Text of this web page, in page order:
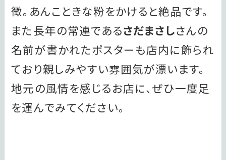
徴。あんこときな粉をかけると絶品です。
また長年の常連であるさだまさしさんの
名前が書かれたポスターも店内に飾られ
ており親しみやすい雰囲気が漂います。
地元の風情を感じるお店に、ぜひ一度足
を運んでみてください。